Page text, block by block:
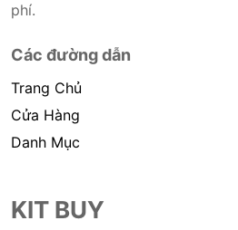
phí.
Các đường dẫn
Trang Chủ
Cửa Hàng
Danh Mục
KIT BUY